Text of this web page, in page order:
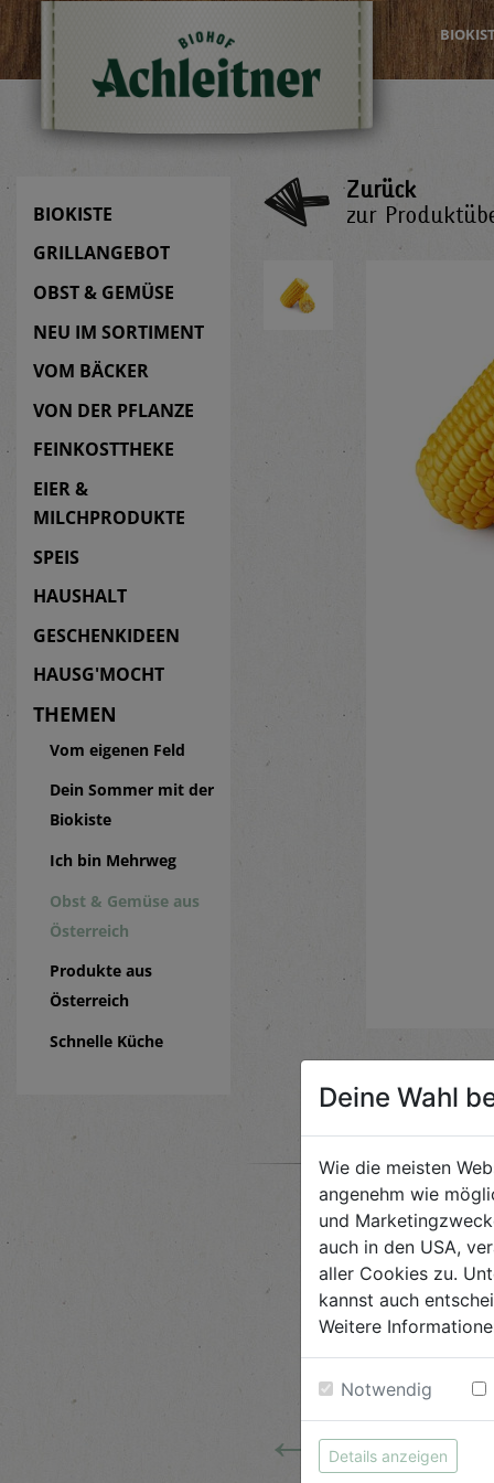
BIOKISTE
GRILLANGEBOT
OBST & GEMÜSE
NEU IM SORTIMENT
VOM BÄCKER
VON DER PFLANZE
FEINKOSTTHEKE
EIER &
MILCHPRODUKTE
SPEIS
HAUSHALT
GESCHENKIDEEN
HAUSG'MOCHT
THEMEN
Vom eigenen Feld
Dein Sommer mit der
Biokiste
Ich bin Mehrweg
Obst & Gemüse aus
Österreich
Produkte aus
Österreich
Schnelle Küche
Zurück
zur
←
Deine Wahl
Wie die meisten
angenehm wie
und
auch in den USA,
aller Cookies zu.
kannst auch
Weitere
Notwendig
Details anzeigen